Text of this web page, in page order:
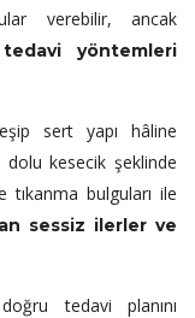
verebilir, ancak
yöntemleri
sert yapı hâline
dolu kesecik şeklinde
bulguları ile
sessiz ilerler ve
tedavi planını